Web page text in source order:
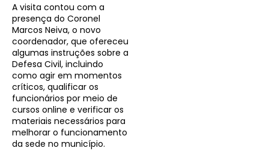
A visita contou com a
presença do Coronel
Marcos Neiva, o novo
coordenador, que ofereceu
algumas instruções sobre a
Defesa Civil, incluindo
como agir em momentos
críticos, qualificar os
funcionários por meio de
cursos online e verificar os
materiais necessários para
melhorar o funcionamento
da sede no município.